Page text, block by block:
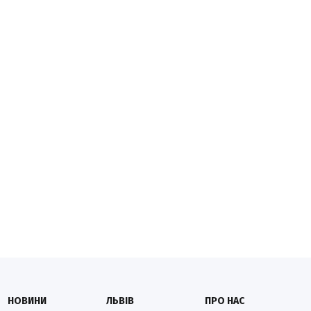
НОВИНИ ЛЬВІВ ПРО НАС